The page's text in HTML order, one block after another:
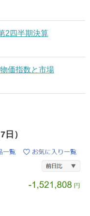
2四半期決算
価指数と市場
）